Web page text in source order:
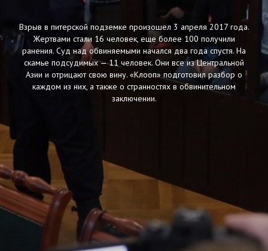
Взрыв в питерской подземке произошел 3 апреля 2017 года.
Жертвами стали 16 человек, еще более 100 получили
ранения. Суд над обвиняемыми начался два года спустя. На
скамье подсудимых — 11 человек. Они все из Центральной
Азии и отрицают свою вину. «Клооп» подготовил разбор о
каждом из них, а также о странностях в обвинительном
заключении.